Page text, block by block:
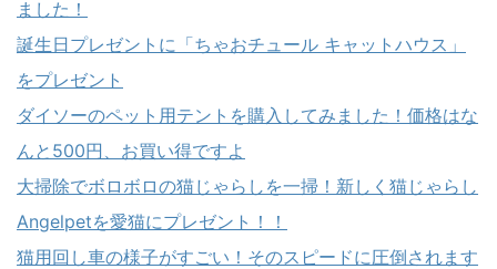
ました！
誕生日プレゼントに「ちゃおチュール キャットハウス」
をプレゼント
ダイソーのペット用テントを購入してみました！価格はな
んと500円、お買い得ですよ
大掃除でボロボロの猫じゃらしを一掃！新しく猫じゃらし
Angelpetを愛猫にプレゼント！！
猫用回し車の様子がすごい！そのスピードに圧倒されます